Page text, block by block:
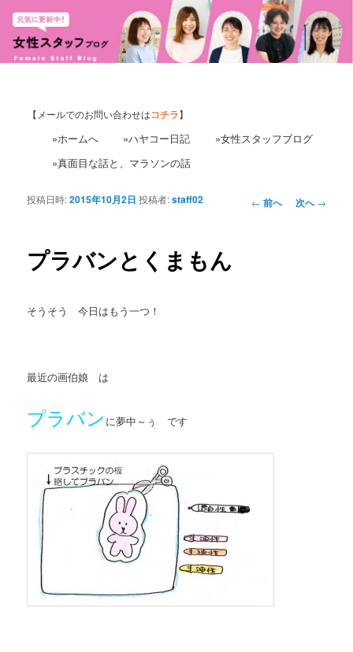
【メールでのお問い合わせはコチラ】
»ホームへ »ハヤコー日記
»女性スタッフブログ
»真面目な話と、マラソンの話
投
← 前へ 次へ→
プラバンとくまもん
投稿日時:2015年10月2日 投稿者:staff02
そうそう 今日はもう一つ！
最近の画伯娘 は
プラバン に夢中～ぅ です